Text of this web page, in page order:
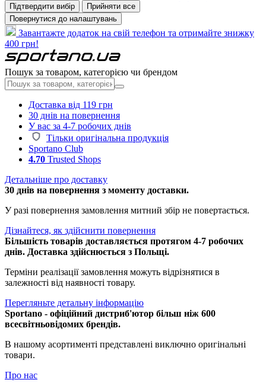
Підтвердити вибір
Прийняти все
Повернутися до налаштувань
Завантажте додаток на свій телефон та отримайте знижку
400 грн!
Пошук за товаром, категорією чи брендом
Доставка від 119 грн
30 днів на повернення
У вас за 4-7 робочих днів
Тільки оригінальна продукція
Sportano Club
4.70 Trusted Shops
Детальніше про доставку
30 днів на повернення з моменту доставки.
У разі повернення замовлення митний збір не повертається.
Дізнайтеся, як здійснити повернення
Більшість товарів доставляється протягом 4-7 робочих
днів. Доставка здійснюється з Польщі.
Терміни реалізації замовлення можуть відрізнятися в
залежності від наявності товару.
Перегляньте детальну інформацію
Sportano - офіційний дистриб'ютор більш ніж 600
всесвітньовідомих брендів.
В нашому асортименті представлені виключно оригінальні
товари.
Про нас